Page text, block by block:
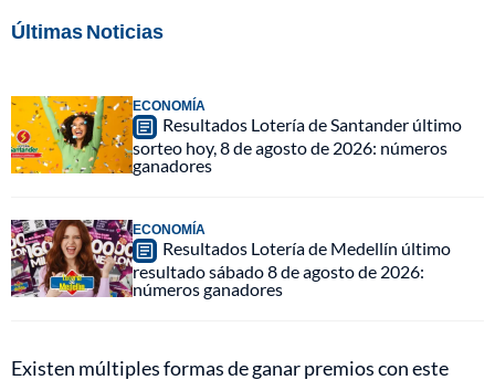
Últimas Noticias
ECONOMÍA
Resultados Lotería de Santander último
sorteo hoy, 8 de agosto de 2026: números
ganadores
ECONOMÍA
Resultados Lotería de Medellín último
resultado sábado 8 de agosto de 2026:
números ganadores
Existen múltiples formas de ganar premios con este